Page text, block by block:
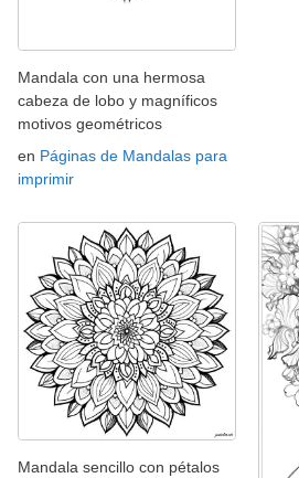
Mandala con una hermosa
cabeza de lobo y magníficos
motivos geométricos
en Páginas de Mandalas para
imprimir
Mandala sencillo con pétalos